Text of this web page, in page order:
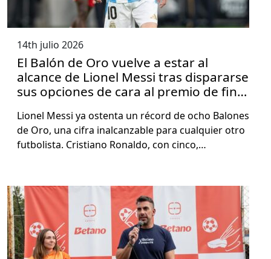
14th julio 2026
El Balón de Oro vuelve a estar al
alcance de Lionel Messi tras dispararse
sus opciones de cara al premio de fin
Lionel Mes­si ya osten­ta un récord de ocho Balones
de Oro, una cifra inal­can­z­able para cualquier otro
fut­bolista. Cris­tiano Ronal­do, con cin­co,…